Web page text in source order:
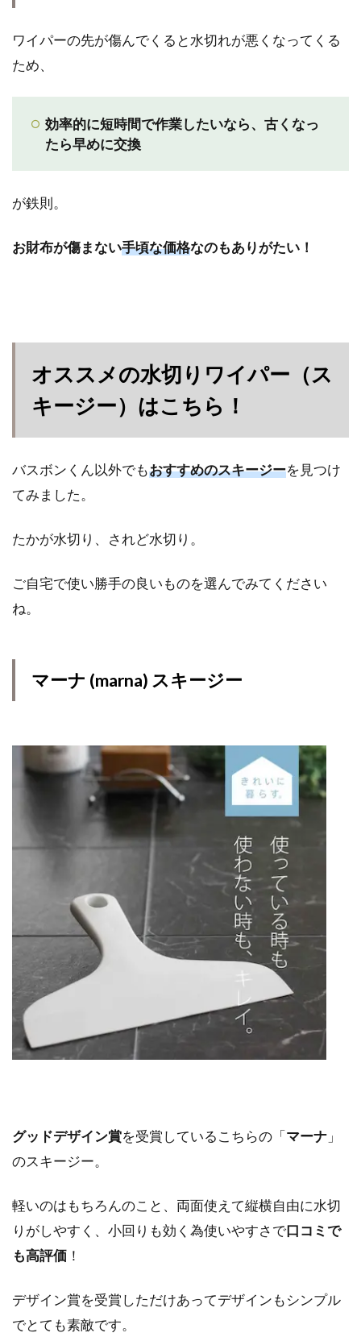
ワイパーの先が傷んでくると水切れが悪くなってくる
ため、
効率的に短時間で作業したいなら、古くなっ
たら早めに交換
が鉄則。
お財布が傷まない手頃な価格なのもありがたい！
オススメの水切りワイパー（ス
キージー）はこちら！
バスボンくん以外でもおすすめのスキージーを見つけ
てみました。
たかが水切り、されど水切り。
ご自宅で使い勝手の良いものを選んでみてください
ね。
マーナ (marna) スキージー
グッドデザイン賞を受賞しているこちらの「マーナ 」
のスキージー。
軽いのはもちろんのこと、両面使えて縦横自由に水切
りがしやすく、小回りも効く為使いやすさで口コミで
も高評価 ！
デザイン賞を受賞しただけあってデザインもシンプル
でとても素敵です。